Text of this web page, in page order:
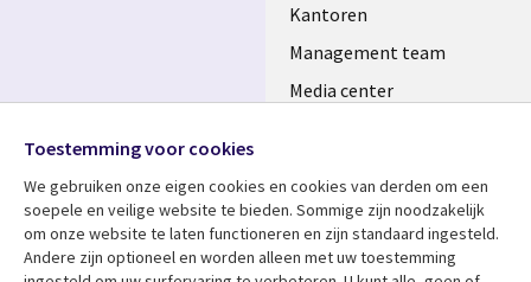
Kantoren
Management team
Media center
Bekijk meer Support
Media
NETHERLANDS
Toestemming voor cookies
We gebruiken onze eigen cookies en cookies van derden om een ​​
soepele en veilige website te bieden. Sommige zijn noodzakelijk
om onze website te laten functioneren en zijn standaard ingesteld.
Andere zijn optioneel en worden alleen met uw toestemming